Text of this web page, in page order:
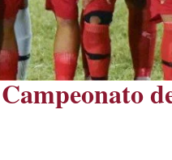
Campeonato